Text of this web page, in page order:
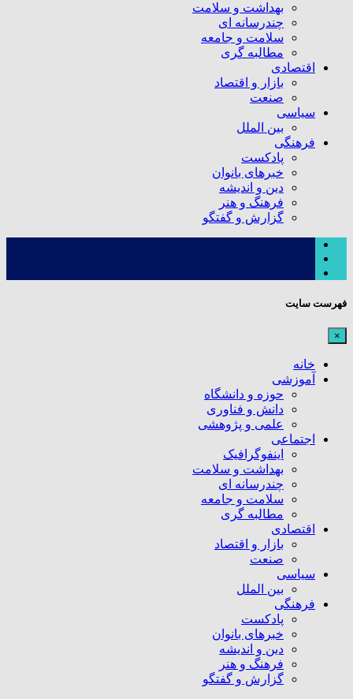
بهداشت و سلامت
چندرسانه ای
سلامت و جامعه
مطالبه گری
اقتصادی
بازار و اقتصاد
صنعت
سیاسی
بین الملل
فرهنگی
پادکست
خبرهای بانوان
دین و اندیشه
فرهنگ و هنر
گزارش و گفتگو
فهرست سایت
×
خانه
آموزشی
حوزه و دانشگاه
دانش و فناوری
علمی و پژوهشی
اجتماعی
اینفوگرافیک
بهداشت و سلامت
چندرسانه ای
سلامت و جامعه
مطالبه گری
اقتصادی
بازار و اقتصاد
صنعت
سیاسی
بین الملل
فرهنگی
پادکست
خبرهای بانوان
دین و اندیشه
فرهنگ و هنر
گزارش و گفتگو